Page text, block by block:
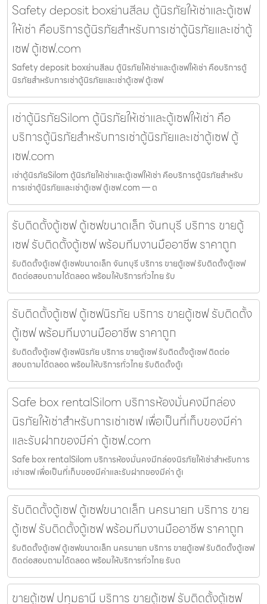
Safety deposit boxย่านสีลม ตู้นิรภัยให้เช่าและตู้เซฟ
ให้เช่า คือบริการตู้นิรภัยสำหรับการเช่าตู้นิรภัยและเช่าตู้
เซฟ ตู้เซฟ.com
Safety deposit boxย่านสีลม ตู้นิรภัยให้เช่าและตู้เซฟให้เช่า คือบริการตู้
นิรภัยสำหรับการเช่าตู้นิรภัยและเช่าตู้เซฟ ตู้เซฟ
เช่าตู้นิรภัยSilom ตู้นิรภัยให้เช่าและตู้เซฟให้เช่า คือ
บริการตู้นิรภัยสำหรับการเช่าตู้นิรภัยและเช่าตู้เซฟ ตู้
เซฟ.com
เช่าตู้นิรภัยSilom ตู้นิรภัยให้เช่าและตู้เซฟให้เช่า คือบริการตู้นิรภัยสำหรับ
การเช่าตู้นิรภัยและเช่าตู้เซฟ ตู้เซฟ.com — ต
รับติดตั้งตู้เซฟ ตู้เซฟขนาดเล็ก จันทบุรี บริการ ขายตู้
เซฟ รับติดตั้งตู้เซฟ พร้อมทีมงานมืออาชีพ ราคาถูก
รับติดตั้งตู้เซฟ ตู้เซฟขนาดเล็ก จันทบุรี บริการ ขายตู้เซฟ รับติดตั้งตู้เซฟ
ติดต่อสอบถามได้ตลอด พร้อมให้บริการทั่วไทย รับ
รับติดตั้งตู้เซฟ ตู้เซฟนิรภัย บริการ ขายตู้เซฟ รับติดตั้ง
ตู้เซฟ พร้อมทีมงานมืออาชีพ ราคาถูก
รับติดตั้งตู้เซฟ ตู้เซฟนิรภัย บริการ ขายตู้เซฟ รับติดตั้งตู้เซฟ ติดต่อ
สอบถามได้ตลอด พร้อมให้บริการทั่วไทย รับติดตั้งตู้เ
Safe box rentalSilom บริการห้องมั่นคงมีกล่อง
นิรภัยให้เช่าสำหรับการเช่าเซฟ เพื่อเป็นที่เก็บของมีค่า
และรับฝากของมีค่า ตู้เซฟ.com
Safe box rentalSilom บริการห้องมั่นคงมีกล่องนิรภัยให้เช่าสำหรับการ
เช่าเซฟ เพื่อเป็นที่เก็บของมีค่าและรับฝากของมีค่า ตู้เ
รับติดตั้งตู้เซฟ ตู้เซฟขนาดเล็ก นครนายก บริการ ขาย
ตู้เซฟ รับติดตั้งตู้เซฟ พร้อมทีมงานมืออาชีพ ราคาถูก
รับติดตั้งตู้เซฟ ตู้เซฟขนาดเล็ก นครนายก บริการ ขายตู้เซฟ รับติดตั้งตู้เซฟ
ติดต่อสอบถามได้ตลอด พร้อมให้บริการทั่วไทย รับต
ขายตู้เซฟ ปทุมธานี บริการ ขายตู้เซฟ รับติดตั้งตู้เซฟ